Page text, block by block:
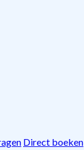
Direct boeken